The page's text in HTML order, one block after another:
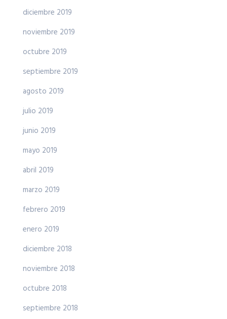
diciembre 2019
noviembre 2019
octubre 2019
septiembre 2019
agosto 2019
julio 2019
junio 2019
mayo 2019
abril 2019
marzo 2019
febrero 2019
enero 2019
diciembre 2018
noviembre 2018
octubre 2018
septiembre 2018